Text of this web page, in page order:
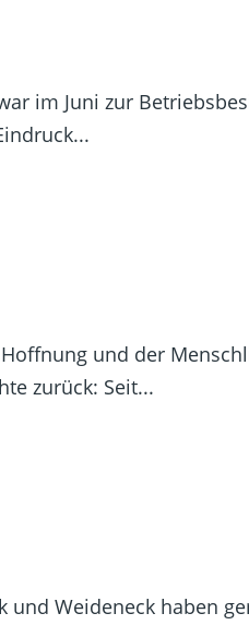
im Juni zur
und der
zurück: Seit...
Weideneck haben